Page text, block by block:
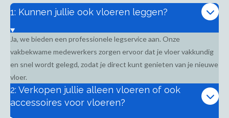
1: Kunnen jullie ook vloeren leggen?
Ja, we bieden een professionele legservice aan. Onze
vakbekwame medewerkers zorgen ervoor dat je vloer vakkundig
en snel wordt gelegd, zodat je direct kunt genieten van je nieuwe
vloer.
2: Verkopen jullie alleen vloeren of ook
accessoires voor vloeren?